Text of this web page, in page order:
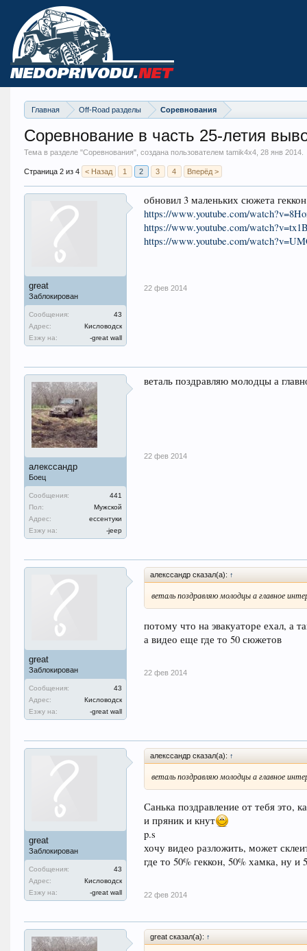
Главная Off-Road разделы Соревнования
Соревнование в часть 25-летия
Тема в разделе "Соревнования", создана пользователем tamik4x4, 28 янв 2014.
Страница 2 из 4 < Назад 1 2 3 4 Вперёд >
great
Заблокирован
Сообщения:
43
Адрес:
Кисловодск
Езжу на:
-great wall
обновил 3 маленьких сюжета
https://www.youtube.com/
https://www.youtube.com/
https://www.youtube.com/
22 фев 2014
алекссандр
Боец
Сообщения:
441
Пол:
Мужской
Адрес:
ессентуки
Езжу на:
-jeep
веталь поздравляю молодцы а
22 фев 2014
great
Заблокирован
Сообщения:
43
Адрес:
Кисловодск
Езжу на:
-great wall
алекссандр сказал(а): ↑
веталь поздравляю молодцы а главное
потому что на эвакуаторе ехал, а
а видео еще где то 50 сюжетов
22 фев 2014
great
Заблокирован
Сообщения:
43
Адрес:
Кисловодск
Езжу на:
-great wall
алекссандр сказал(а): ↑
веталь поздравляю молодцы а главное
Санька поздравление от тебя это,
и пряник и кнут
p.s
хочу видео разложить, может
где то 50% геккон, 50% хамка, ну и
22 фев 2014
great сказал(а): ↑